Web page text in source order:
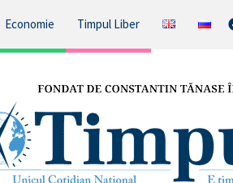
Economie Timpul Liber